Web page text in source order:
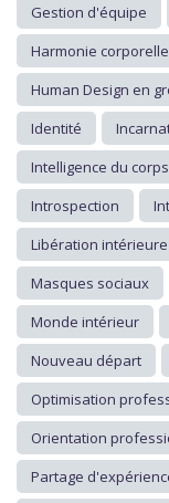
Gestion d'équipe
Harmonie corporelle
Human Design en
Identité
Intelligence du corps
Introspection
Libération intérieure
Masques sociaux
Monde intérieur
Nouveau départ
Optimisation
Orientation
Partage